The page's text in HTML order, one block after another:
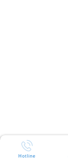
Hotline